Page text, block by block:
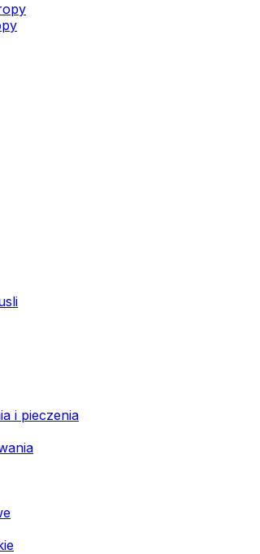
i pieczenia